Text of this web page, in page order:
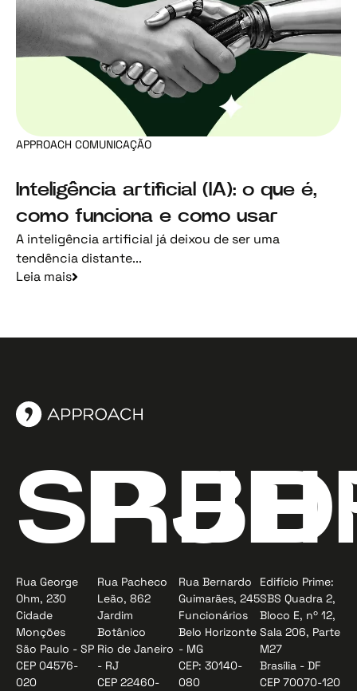
APPROACH COMUNICAÇÃO
Inteligência artificial (IA): o que é,
como funciona e como usar
A inteligência artificial já deixou de ser uma
tendência distante...
Leia mais
SP
Rua George
Ohm, 230
Cidade
Monções
São Paulo - SP
CEP 04576-
020
RJ
Rua Pacheco
Leão, 862
Jardim
Botânico
Rio de Janeiro
- RJ
CEP 22460-
BH
Rua Bernardo
Guimarães, 245
Funcionários
Belo Horizonte
- MG
CEP: 30140-
080
Edifício Prime:
SBS Quadra 2,
Bloco E, nº 12,
Sala 206, Parte
M27
Brasília - DF
CEP 70070-120